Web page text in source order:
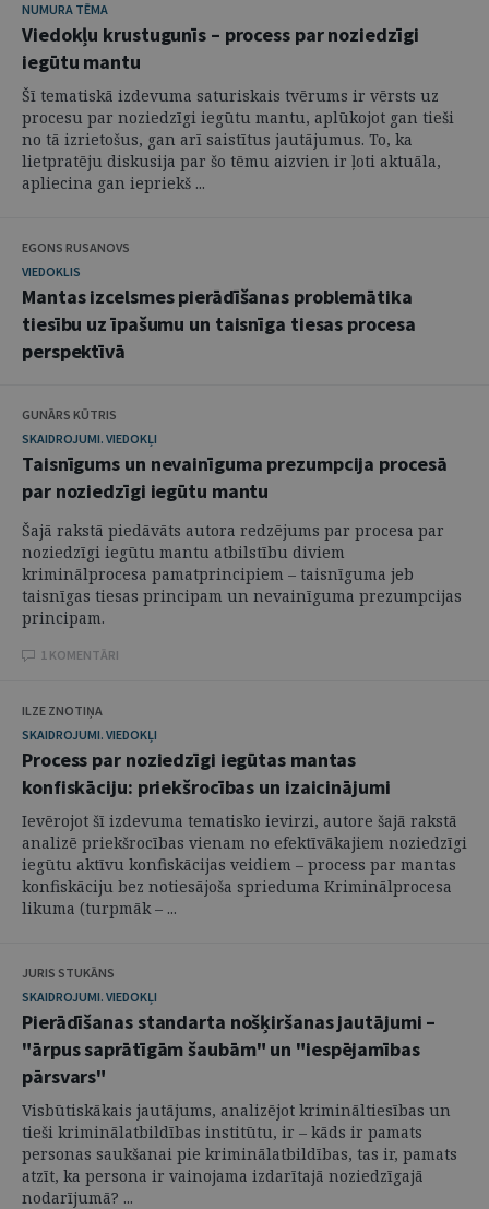
NUMURA TĒMA
Viedokļu krustugunīs – process par noziedzīgi
iegūtu mantu
Šī tematiskā izdevuma saturiskais tvērums ir vērsts uz
procesu par noziedzīgi iegūtu mantu, aplūkojot gan tieši
no tā izrietošus, gan arī saistītus jautājumus. To, ka
lietpratēju diskusija par šo tēmu aizvien ir ļoti aktuāla,
apliecina gan iepriekš ...
EGONS RUSANOVS
VIEDOKLIS
Mantas izcelsmes pierādīšanas problemātika
tiesību uz īpašumu un taisnīga tiesas procesa
perspektīvā
GUNĀRS KŪTRIS
SKAIDROJUMI. VIEDOKĻI
Taisnīgums un nevainīguma prezumpcija procesā
par noziedzīgi iegūtu mantu
Šajā rakstā piedāvāts autora redzējums par procesa par
noziedzīgi iegūtu mantu atbilstību diviem
kriminālprocesa pamatprincipiem – taisnīguma jeb
taisnīgas tiesas principam un nevainīguma prezumpcijas
principam.
1 KOMENTĀRI
ILZE ZNOTIŅA
SKAIDROJUMI. VIEDOKĻI
Process par noziedzīgi iegūtas mantas
konfiskāciju: priekšrocības un izaicinājumi
Ievērojot šī izdevuma tematisko ievirzi, autore šajā rakstā
analizē priekšrocības vienam no efektīvākajiem noziedzīgi
iegūtu aktīvu konfiskācijas veidiem – process par mantas
konfiskāciju bez notiesājoša sprieduma Kriminālprocesa
likuma (turpmāk – ...
JURIS STUKĀNS
SKAIDROJUMI. VIEDOKĻI
Pierādīšanas standarta nošķiršanas jautājumi –
"ārpus saprātīgām šaubām" un "iespējamības
pārsvars"
Visbūtiskākais jautājums, analizējot krimināltiesības un
tieši kriminālatbildības institūtu, ir – kāds ir pamats
personas saukšanai pie kriminālatbildības, tas ir, pamats
atzīt, ka persona ir vainojama izdarītajā noziedzīgajā
nodarījumā? ...